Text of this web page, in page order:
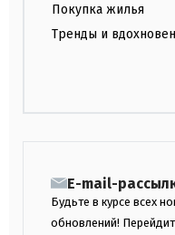
Покупка жилья
Тренды и
E-mail-
Будьте в курсе всех
обновлений!